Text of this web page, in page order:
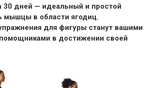
30 дней — идеальный и простой
мышцы в области ягодиц.
для фигуры станут вашими
в достижении своей